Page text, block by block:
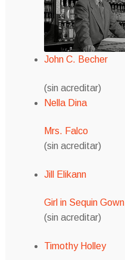
John C. Becher
(sin acreditar)
Nella Dina
Mrs. Falco
(sin acreditar)
Jill Elikann
Girl in Sequin Gown
(sin acreditar)
Timothy Holley